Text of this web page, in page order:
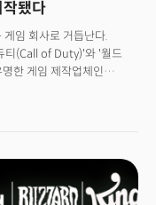
붙였다.최근에 메타버스를
들이 강제로 집 생활을
날 수 있지만 더 좋은
험으로 인해 “지금이
움직이고 있고 페이스북은
리는 매우 진지하다.
작됐다
임 회사로 거듭난다.
티(Call of Duty)'와 '월드
한 게임 제작업체인
고 발표했다. 이는
하고 있다. 월가 투자은행인
대해 "마이크로소프트의
위한 첫 번째 수익창출